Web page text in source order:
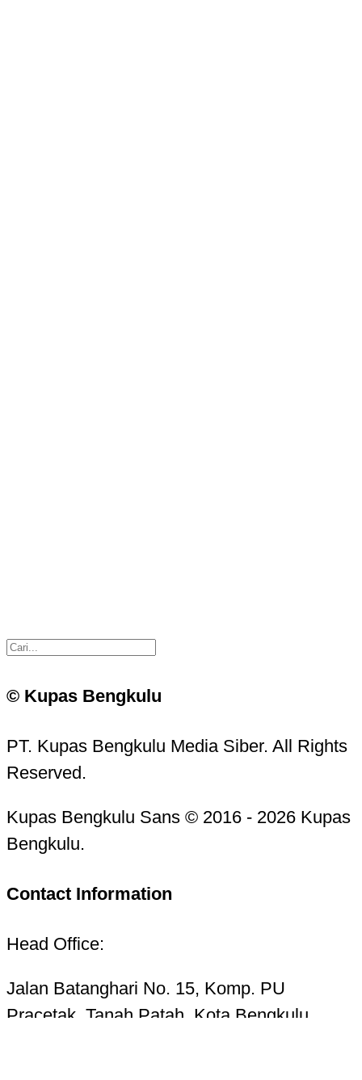
© Kupas Bengkulu
PT. Kupas Bengkulu Media Siber. All Rights
Reserved.
Kupas Bengkulu Sans © 2016 - 2026 Kupas
Bengkulu.
Contact Information
Head Office:
Jalan Batanghari No. 15, Komp. PU
Pracetak, Tanah Patah, Kota Bengkulu